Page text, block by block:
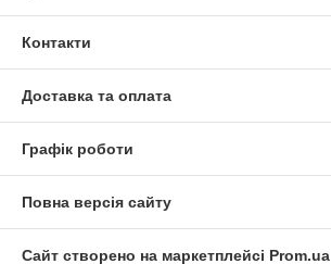
Контакти
Доставка та оплата
Графік роботи
Повна версія сайту
Сайт створено на маркетплейсі Prom.ua